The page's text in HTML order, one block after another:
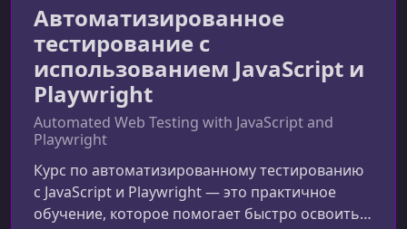
Автоматизированное
тестирование с
использованием JavaScript и
Playwright
Automated Web Testing with JavaScript and
Playwright
Курс по автоматизированному тестированию
с JavaScript и Playwright — это практичное
обучение, которое помогает быстро освоить